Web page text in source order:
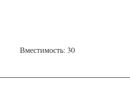
Вместимость: 30